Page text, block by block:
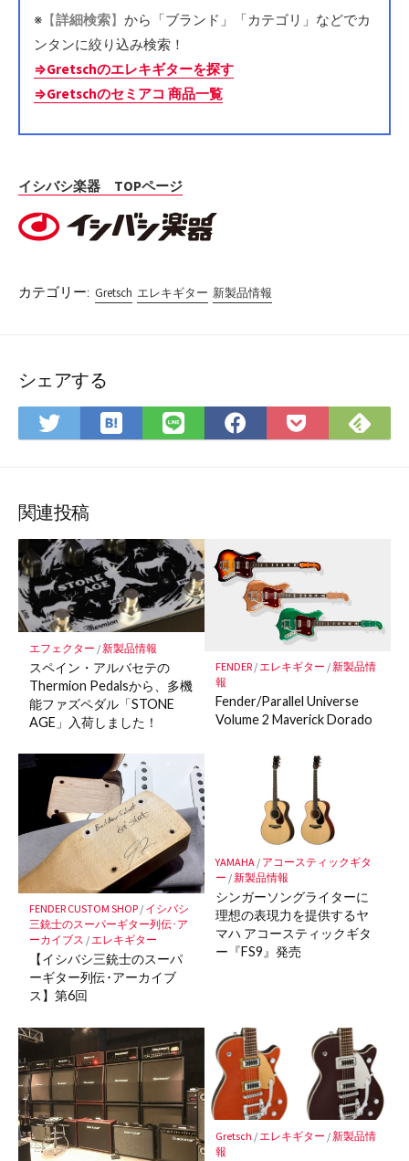
※ 【詳細検索】 から「ブランド」「カテゴリ」などでカ
ンタンに絞り込み検索！
⇒Gretschのエレキギターを探す
⇒Gretschのセミアコ 商品一覧
イシバシ楽器 TOPページ
カテゴリー: Gretsch エレキギター 新製品情報
シェアする
Twitter
で
ア
は
て
ク
マ
ー
ク
に
保
存
LINE
で
Facebook
で
Pocket
に
で
関連投稿
エフェクター /新製品情報
スペイン・アルバセテの
Thermion Pedalsから、多機
能ファズペダル「STONE
AGE」入荷しました！
FENDER/エレキギター /新製品情
報
Fender/Parallel Universe
Volume 2 Maverick Dorado
FENDER CUSTOM SHOP/ イシバシ
三銃士のスーパーギター列伝･ア
ーカイブス /エレキギター
【イシバシ三銃士のスーパ
ーギター列伝･アーカイブ
ス】第6回
YAMAHA/ アコースティックギタ
ー /新製品情報
シンガーソングライターに
理想の表現力を提供するヤ
マハ アコースティックギタ
ー『FS9』発売
Gretsch / エレキギター /新製品情
報